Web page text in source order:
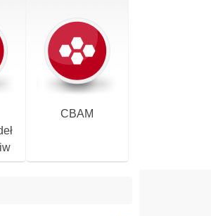
CBAM